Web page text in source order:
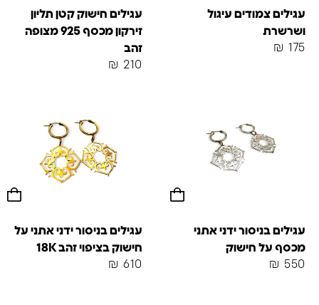
עגילים צמודים עיגול
ושרשרת
₪ 175
עגילים חישוק קטן תליון
זירקון מכסף 925 מצופה
זהב
₪ 210
עגילים בניסור ידני אתני
מכסף על חישוק
₪ 550
עגילים בניסור ידני אתני על
חישוק בציפוי זהב 18K
₪ 610